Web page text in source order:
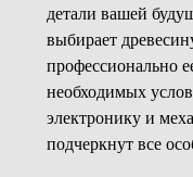
детали вашей
выбирает
профессионально
необходимых
электронику и
подчеркнут все